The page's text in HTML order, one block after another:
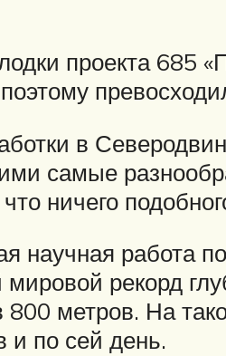
проекта 685
в
самые
ничего
научная работа
рекорд
800 метров. На
и по сей день.